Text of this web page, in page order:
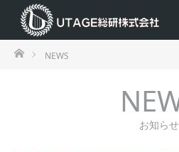
ホームNEWS
お知らせ